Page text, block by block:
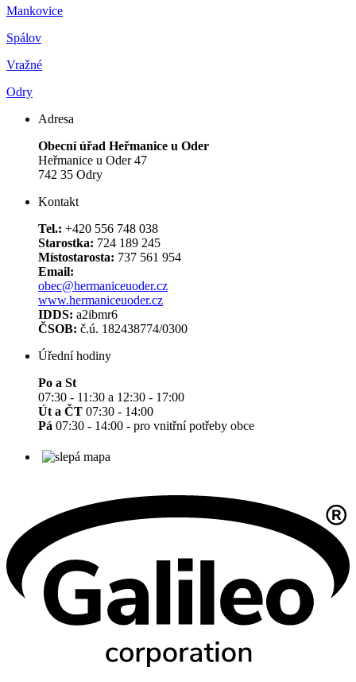
Mankovice
Spálov
Vražné
Odry
Adresa
Obecní úřad Heřmanice u Oder
Heřmanice u Oder 47
742 35 Odry
Kontakt
Tel.: +420 556 748 038
Starostka: 724 189 245
Místostarosta: 737 561 954
Email:
obec@hermaniceuoder.cz
www.hermaniceuoder.cz
IDDS: a2ibmr6
ČSOB: č.ú. 182438774/0300
Úřední hodiny
Po a St
07:30 - 11:30 a 12:30 - 17:00
Út a ČT 07:30 - 14:00
Pá 07:30 - 14:00 - pro vnitřní potřeby obce